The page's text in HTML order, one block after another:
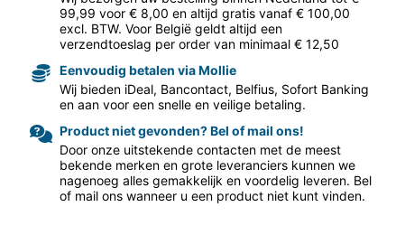
99,99 voor € 8,00 en altijd gratis vanaf € 100,00
excl. BTW. Voor België geldt altijd een
verzendtoeslag per order van minimaal € 12,50
Eenvoudig betalen via Mollie
Wij bieden iDeal, Bancontact, Belfius, Sofort Banking
en aan voor een snelle en veilige betaling.
Product niet gevonden? Bel of mail ons!
Door onze uitstekende contacten met de meest
bekende merken en grote leveranciers kunnen we
nagenoeg alles gemakkelijk en voordelig leveren. Bel
of mail ons wanneer u een product niet kunt vinden.